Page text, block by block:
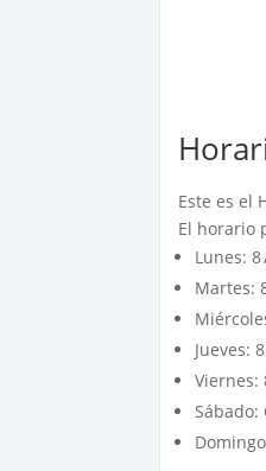
Este es el
El horario
Lunes: 8
Martes:
Jueves:
Viernes:
Sábado: